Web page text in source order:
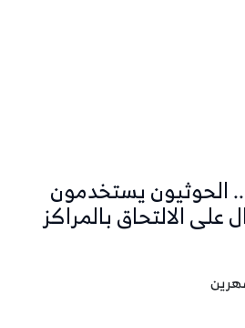
الحوثيون يستخدمون
على الالتحاق بالمراكز